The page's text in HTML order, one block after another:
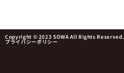
Copyright © 2023 SOWA All Rights Reserved.
プライバシーポリシー